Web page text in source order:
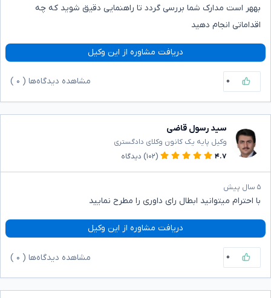
بههر است مدارک شما بررسی گردد تا راهنمایی دقیق شوید که چه
اقداماتی انجام دهید
دریافت مشاوره از این وکیل
۰ مشاهده دیدگاه‌ها ( ۰
سید رسول قاضی
وکیل پایه یک کانون وکلای دادگستری
۴.۷
(۱۰۲) دیدگاه
۵ سال پیش
با احترام میتوانید ابطال رای داوری را مطرح نمایید
دریافت مشاوره از این وکیل
۰ مشاهده دیدگاه‌ها ( ۰